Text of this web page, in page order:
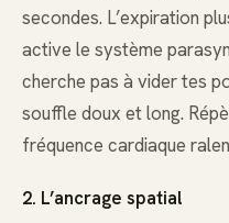
secondes. L’expiration
active le système
cherche pas à vider tes
souffle doux et long.
fréquence cardiaque
2. L’ancrage spatial